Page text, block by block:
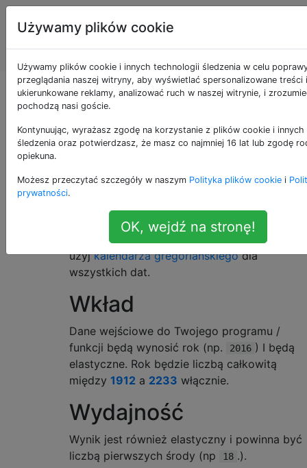
Programowanie
puzzli i Code
Golf
Najwyższe środy
22 Najwyższe środy
danym roku. Na przykład
7-13-16 jest
pierwszą środą. Aby zachować spójność,
użyjkalendarza gregoriańskiegodla
wszystkich dat.
Wkład
Dane wejściowe do Twojego programu /
funkcji będą wynosić rok (np.
2016 ) I będą
elastyczne. Rok będzie liczbą całkowitą
między 1912 a 2233 włącznie.
Wydajność
Wynik jest również elastyczny i powinna być
liczbą pierwszych środy (np
18 .).
Używamy plików cookie
Używamy plików cookie i innych technologii śledzenia w celu
przeglądania naszej witryny, aby wyświetlać spersonalizowane treści i
ukierunkowane reklamy, analizować ruch w naszej witrynie, i
pochodzą nasi goście.
Kontynuując, wyrażasz zgodę na korzystanie z plików cookie i
śledzenia oraz potwierdzasz, że masz co najmniej 16 lat lub zgodę
opiekuna.
Możesz przeczytać szczegóły w naszym Polityka plików cookie i
prywatności.
OK, wejdź na stronę!